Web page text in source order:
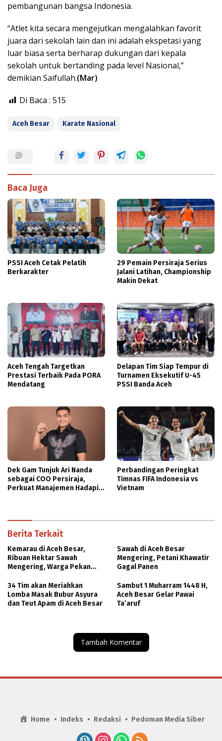
pembangunan bangsa Indonesia.
“Atlet kita secara mengejutkan mengalahkan favorit
juara dari sekolah lain dan ini adalah ekspetasi yang
luar biasa serta berharap dukungan dari kepala
sekolah untuk bertanding pada level Nasional,”
demikian Saifullah.(Mar)
Di Baca : 515
Aceh Besar Karate Nasional
Baca Juga
PSSI Aceh Cetak Pelatih
Berkarakter
29 Pemain Persiraja Serius
Jalani Latihan, Championship
Makin Dekat
Aceh Tengah Targetkan
Prestasi Terbaik Pada PORA
Mendatang
Delapan Tim Siap Tempur di
Turnamen Eksekutif U-45
PSSI Banda Aceh
Dek Gam Tunjuk Ari Nanda
sebagai COO Persiraja,
Perkuat Manajemen Hadapi
Perbandingan Peringkat
Timnas FIFA Indonesia vs
Vietnam
Berita Terkait
Kemarau di Aceh Besar,
Ribuan Hektar Sawah
Mengering, Warga Pekan
Sawah di Aceh Besar
Mengering, Petani Khawatir
Gagal Panen
34 Tim akan Meriahkan
Lomba Masak Bubur Asyura
dan Teut Apam di Aceh Besar
Sambut 1 Muharram 1448 H,
Aceh Besar Gelar Pawai
Ta’aruf
Tambah Komentar
Home Indeks Redaksi Pedoman Media Siber